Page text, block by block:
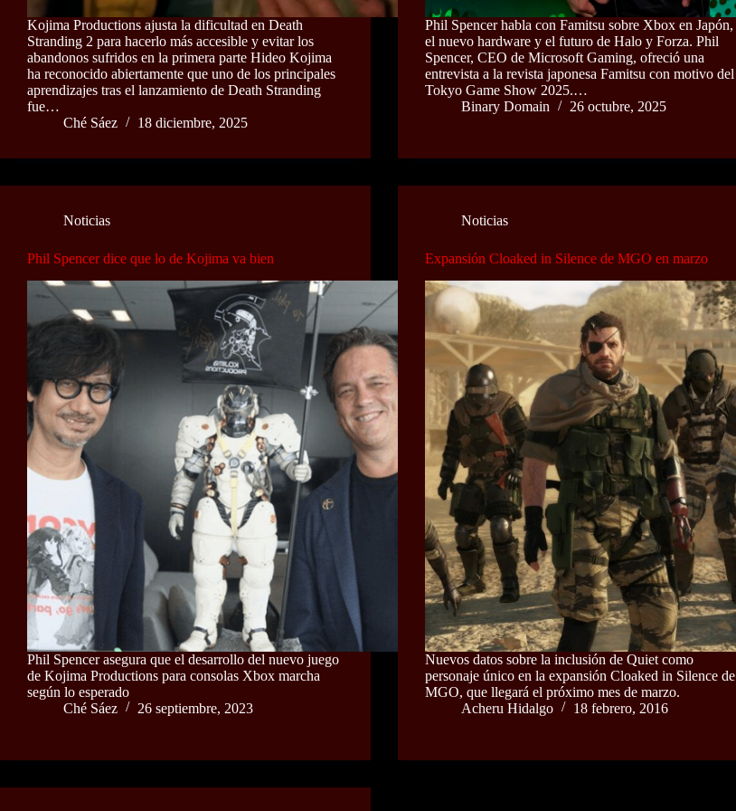
Kojima Productions ajusta la dificultad en Death
Stranding 2 para hacerlo más accesible y evitar los
abandonos sufridos en la primera parte Hideo Kojima
ha reconocido abiertamente que uno de los principales
aprendizajes tras el lanzamiento de Death Stranding
fue…
Ché Sáez
18 diciembre, 2025
Phil Spencer habla con Famitsu sobre Xbox en Japón,
el nuevo hardware y el futuro de Halo y Forza. Phil
Spencer, CEO de Microsoft Gaming, ofreció una
entrevista a la revista japonesa Famitsu con motivo del
Tokyo Game Show 2025.…
Binary Domain
26 octubre, 2025
Noticias
Phil Spencer dice que lo de Kojima va bien
Phil Spencer asegura que el desarrollo del nuevo juego
de Kojima Productions para consolas Xbox marcha
según lo esperado
Ché Sáez
26 septiembre, 2023
Noticias
Expansión Cloaked in Silence de MGO en marzo
Nuevos datos sobre la inclusión de Quiet como
personaje único en la expansión Cloaked in Silence de
MGO, que llegará el próximo mes de marzo.
Acheru Hidalgo
18 febrero, 2016